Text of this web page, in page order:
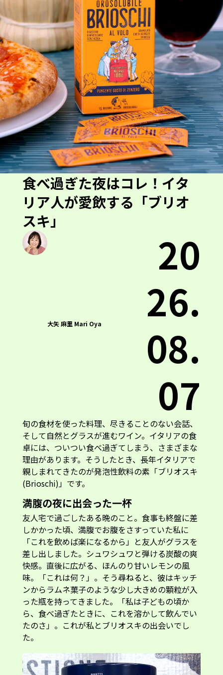
食べ過ぎた夜はコレ！イタ
リア人が愛飲する「ブリオ
スキ」
大矢 麻里 Mari Oya
20
26.
08.
07
旬の食材を使った料理、尽きることのない会話、
そして自然とグラスが進むワイン。イタリアの食
卓には、ついつい食べ過ぎてしまう、さまざまな
理由があります。そうしたとき、長年イタリアで
親しまれてきたのが発泡性飲料の素「ブリオスキ
(Brioschi)」です。
満腹の夜に出会った一杯
友人宅で過ごしたある晩のこと。食事も終盤に差
しかかった頃、満腹でお腹をさすっていた私に
「これを飲めば楽になるから」と友人がグラスを
差し出しました。シュワシュワと弾ける炭酸の爽
快感。直後に広がる、ほんのり甘いレモンの風
味。「これは何？」。そう尋ねると、彼はキッチ
ンからラムネ菓子のような少し大きめの顆粒が入
った瓶を持ってきました。「私は子どもの頃か
ら、食べ過ぎたときに、これを溶かして飲んでい
たのさ」。これが私とブリオスキの出会いでし
た。